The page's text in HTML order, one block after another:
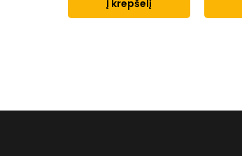
Į krepšelį